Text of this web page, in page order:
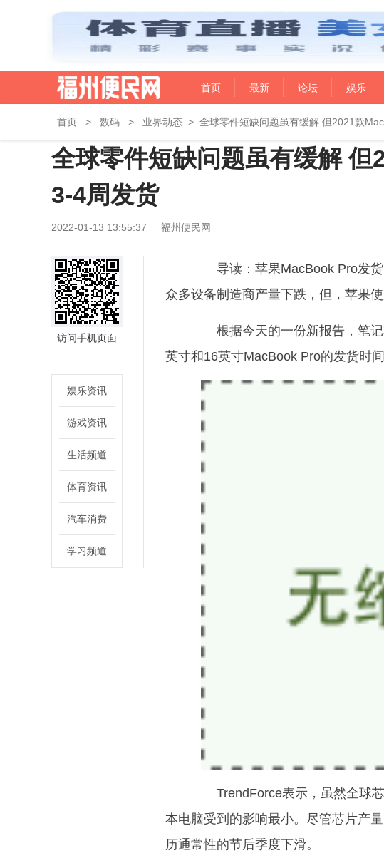
首页 最新 论坛 娱乐
首页 > 数码 > 业界动态 > 全球零件短缺问题虽有缓解 但2021款
全球零件短缺问题虽有缓解
3-4周发货
2022-01-13 13:55:37 福州便民网
访问手机页面
娱乐资讯
游戏资讯
生活频道
体育资讯
汽车消费
学习频道
导读：苹果MacBook Pro发货
众多设备制造商产量下跌，但，苹果
根据今天的一份新报告，笔记
英寸和16英寸MacBook Pro的发货时
TrendForce表示，虽然全球芯
本电脑受到的影响最小。尽管芯片产
历通常性的节后季度下滑。